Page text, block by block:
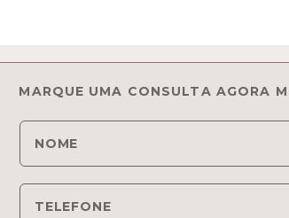
MARQUE UMA CONSULTA AGORA